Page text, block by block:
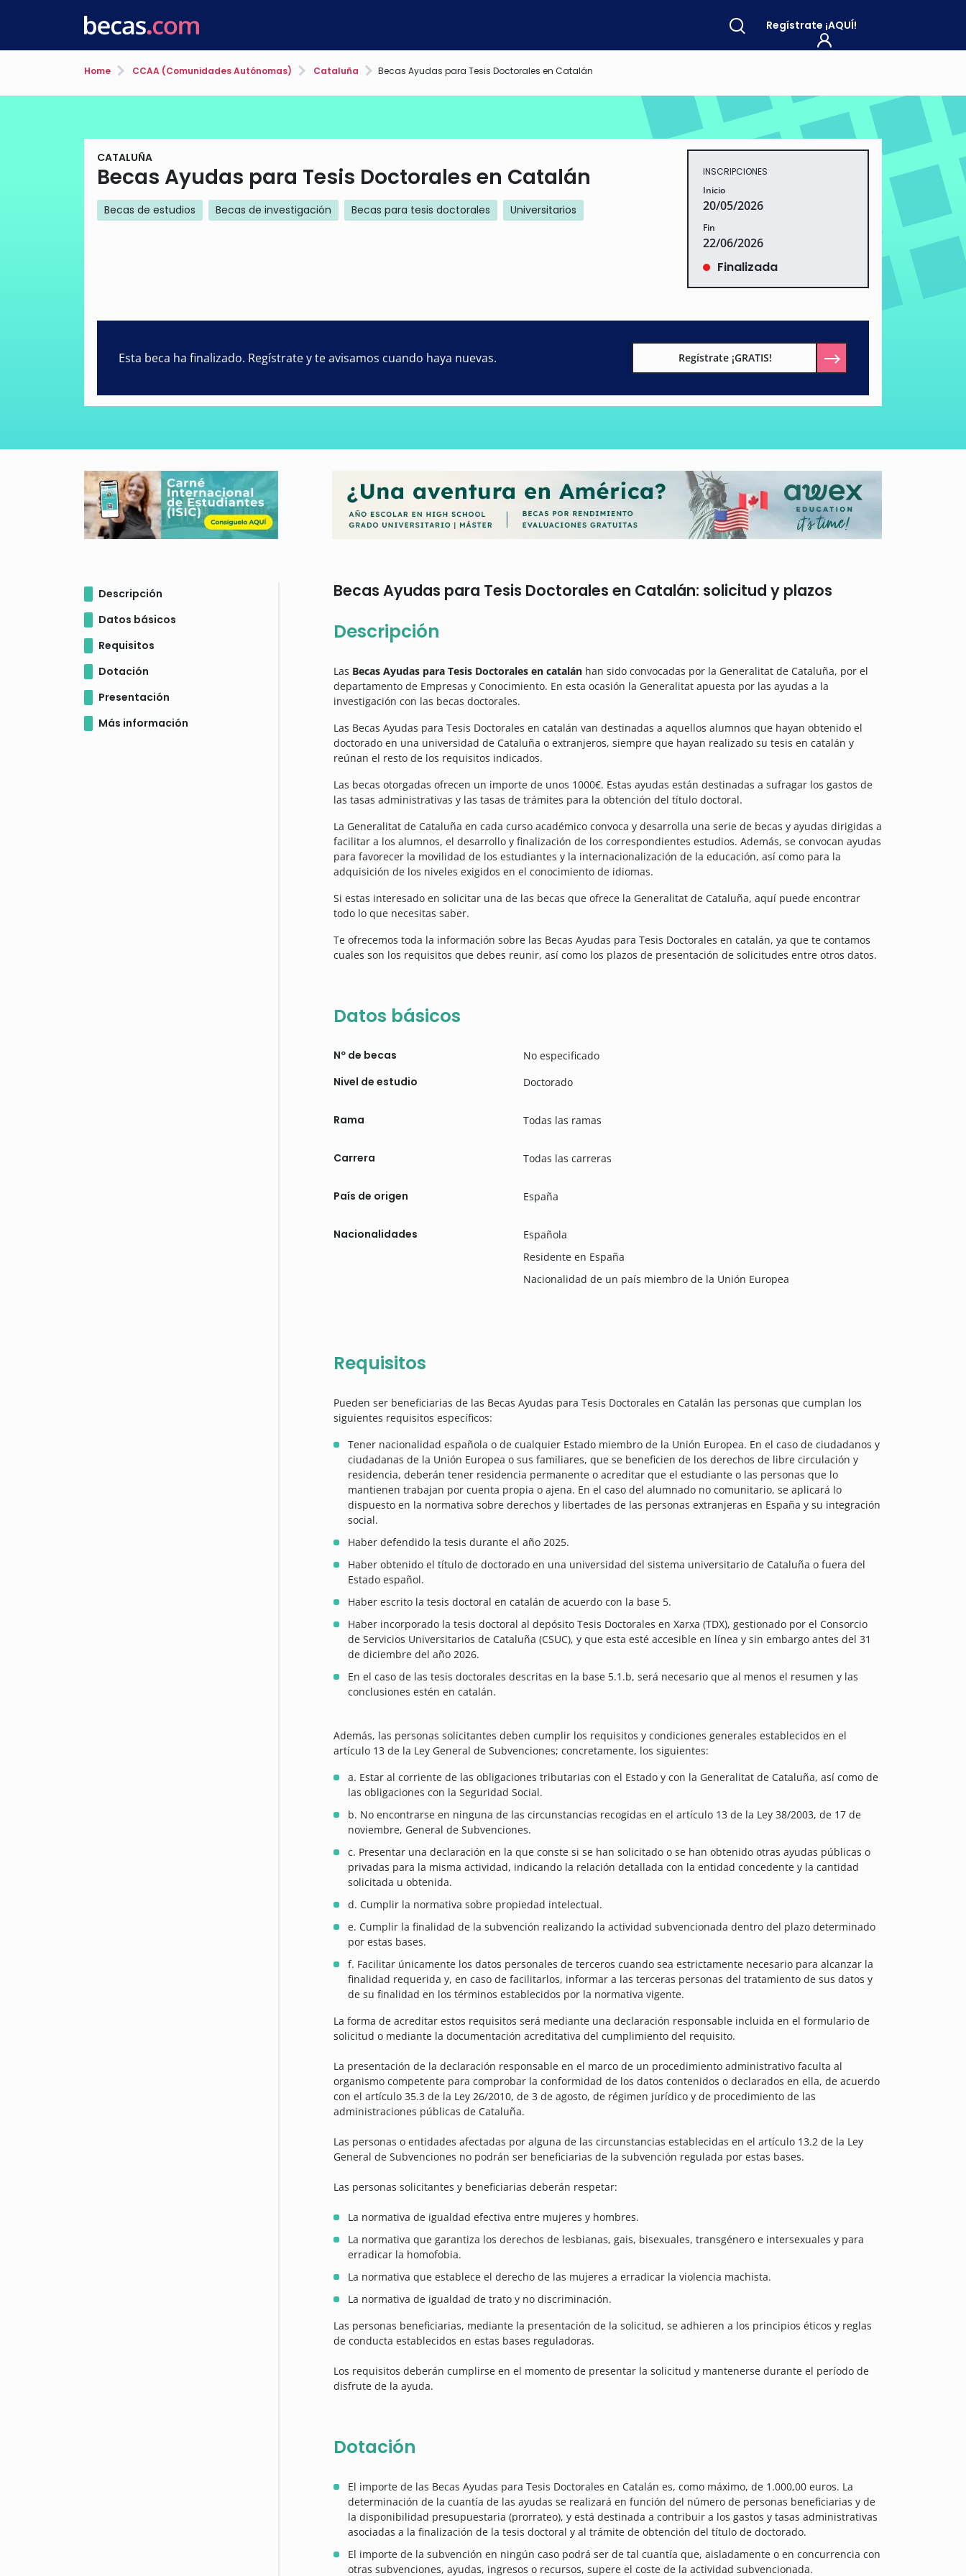
Regístrate ¡AQUÍ!
Home CCAA (Comunidades Autónomas) Cataluña Becas Ayudas para Tesis Doctorales en Catalán
CATALUÑA
Becas Ayudas para Tesis Doctorales en Catalán
Becas de estudios Becas de investigación Becas para tesis doctorales Universitarios
INSCRIPCIONES
Inicio
20/05/2026
Fin
22/06/2026
Finalizada
Esta beca ha finalizado. Regístrate y te avisamos cuando haya nuevas. Regístrate ¡GRATIS!
Descripción
Datos básicos
Requisitos
Dotación
Presentación
Más información
Becas Ayudas para Tesis Doctorales en Catalán: solicitud y plazos
Descripción
Las Becas Ayudas para Tesis Doctorales en catalán han sido convocadas por la Generalitat de Cataluña, por el
departamento de Empresas y Conocimiento. En esta ocasión la Generalitat apuesta por las ayudas a la
investigación con las becas doctorales.
Las Becas Ayudas para Tesis Doctorales en catalán van destinadas a aquellos alumnos que hayan obtenido el
doctorado en una universidad de Cataluña o extranjeros, siempre que hayan realizado su tesis en catalán y
reúnan el resto de los requisitos indicados.
Las becas otorgadas ofrecen un importe de unos 1000€. Estas ayudas están destinadas a sufragar los gastos de
las tasas administrativas y las tasas de trámites para la obtención del título doctoral.
La Generalitat de Cataluña en cada curso académico convoca y desarrolla una serie de becas y ayudas dirigidas a
facilitar a los alumnos, el desarrollo y finalización de los correspondientes estudios. Además, se convocan ayudas
para favorecer la movilidad de los estudiantes y la internacionalización de la educación, así como para la
adquisición de los niveles exigidos en el conocimiento de idiomas.
Si estas interesado en solicitar una de las becas que ofrece la Generalitat de Cataluña, aquí puede encontrar
todo lo que necesitas saber.
Te ofrecemos toda la información sobre las Becas Ayudas para Tesis Doctorales en catalán, ya que te contamos
cuales son los requisitos que debes reunir, así como los plazos de presentación de solicitudes entre otros datos.
Datos básicos
Nº de becas No especificado
Nivel de estudio Doctorado
Rama Todas las ramas
Carrera Todas las carreras
País de origen España
Nacionalidades
Española
Residente en España
Nacionalidad de un país miembro de la Unión Europea
Requisitos
Pueden ser beneficiarias de las Becas Ayudas para Tesis Doctorales en Catalán las personas que cumplan los
siguientes requisitos específicos:
Tener nacionalidad española o de cualquier Estado miembro de la Unión Europea. En el caso de ciudadanos y
ciudadanas de la Unión Europea o sus familiares, que se beneficien de los derechos de libre circulación y
residencia, deberán tener residencia permanente o acreditar que el estudiante o las personas que lo
mantienen trabajan por cuenta propia o ajena. En el caso del alumnado no comunitario, se aplicará lo
dispuesto en la normativa sobre derechos y libertades de las personas extranjeras en España y su integración
social.
Haber defendido la tesis durante el año 2025.
Haber obtenido el título de doctorado en una universidad del sistema universitario de Cataluña o fuera del
Estado español.
Haber escrito la tesis doctoral en catalán de acuerdo con la base 5.
Haber incorporado la tesis doctoral al depósito Tesis Doctorales en Xarxa (TDX), gestionado por el Consorcio
de Servicios Universitarios de Cataluña (CSUC), y que esta esté accesible en línea y sin embargo antes del 31
de diciembre del año 2026.
En el caso de las tesis doctorales descritas en la base 5.1.b, será necesario que al menos el resumen y las
conclusiones estén en catalán.
Además, las personas solicitantes deben cumplir los requisitos y condiciones generales establecidos en el
artículo 13 de la Ley General de Subvenciones; concretamente, los siguientes:
a. Estar al corriente de las obligaciones tributarias con el Estado y con la Generalitat de Cataluña, así como de
las obligaciones con la Seguridad Social.
b. No encontrarse en ninguna de las circunstancias recogidas en el artículo 13 de la Ley 38/2003, de 17 de
noviembre, General de Subvenciones.
c. Presentar una declaración en la que conste si se han solicitado o se han obtenido otras ayudas públicas o
privadas para la misma actividad, indicando la relación detallada con la entidad concedente y la cantidad
solicitada u obtenida.
d. Cumplir la normativa sobre propiedad intelectual.
e. Cumplir la finalidad de la subvención realizando la actividad subvencionada dentro del plazo determinado
por estas bases.
f. Facilitar únicamente los datos personales de terceros cuando sea estrictamente necesario para alcanzar la
finalidad requerida y, en caso de facilitarlos, informar a las terceras personas del tratamiento de sus datos y
de su finalidad en los términos establecidos por la normativa vigente.
La forma de acreditar estos requisitos será mediante una declaración responsable incluida en el formulario de
solicitud o mediante la documentación acreditativa del cumplimiento del requisito.
La presentación de la declaración responsable en el marco de un procedimiento administrativo faculta al
organismo competente para comprobar la conformidad de los datos contenidos o declarados en ella, de acuerdo
con el artículo 35.3 de la Ley 26/2010, de 3 de agosto, de régimen jurídico y de procedimiento de las
administraciones públicas de Cataluña.
Las personas o entidades afectadas por alguna de las circunstancias establecidas en el artículo 13.2 de la Ley
General de Subvenciones no podrán ser beneficiarias de la subvención regulada por estas bases.
Las personas solicitantes y beneficiarias deberán respetar:
La normativa de igualdad efectiva entre mujeres y hombres.
La normativa que garantiza los derechos de lesbianas, gais, bisexuales, transgénero e intersexuales y para
erradicar la homofobia.
La normativa que establece el derecho de las mujeres a erradicar la violencia machista.
La normativa de igualdad de trato y no discriminación.
Las personas beneficiarias, mediante la presentación de la solicitud, se adhieren a los principios éticos y reglas
de conducta establecidos en estas bases reguladoras.
Los requisitos deberán cumplirse en el momento de presentar la solicitud y mantenerse durante el período de
disfrute de la ayuda.
Dotación
El importe de las Becas Ayudas para Tesis Doctorales en Catalán es, como máximo, de 1.000,00 euros. La
determinación de la cuantía de las ayudas se realizará en función del número de personas beneficiarias y de
la disponibilidad presupuestaria (prorrateo), y está destinada a contribuir a los gastos y tasas administrativas
asociadas a la finalización de la tesis doctoral y al trámite de obtención del título de doctorado.
El importe de la subvención en ningún caso podrá ser de tal cuantía que, aisladamente o en concurrencia con
otras subvenciones, ayudas, ingresos o recursos, supere el coste de la actividad subvencionada.